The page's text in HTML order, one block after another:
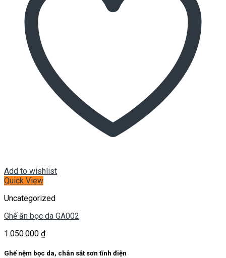
Add to wishlist
Quick View
Uncategorized
Ghế ăn bọc da GA002
1.050.000 ₫
Ghế nệm bọc da, chân sắt sơn tĩnh điện